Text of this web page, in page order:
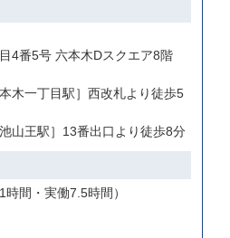
4番5号 六本木Dスクエア8階
木一丁目駅］西改札より徒歩5
山王駅］13番出口より徒歩8分
間・実働7.5時間）